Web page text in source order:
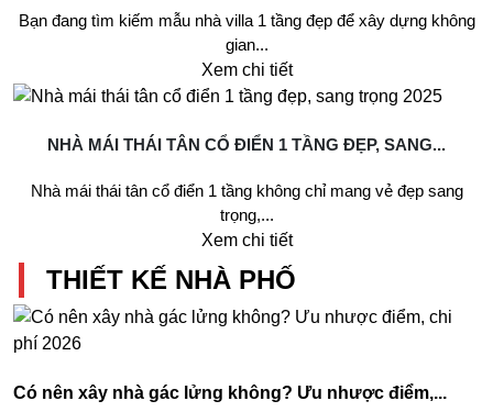
Bạn đang tìm kiếm mẫu nhà villa 1 tầng đẹp để xây dựng không
gian...
Xem chi tiết
NHÀ MÁI THÁI TÂN CỔ ĐIỂN 1 TẦNG ĐẸP, SANG...
Nhà mái thái tân cổ điển 1 tầng không chỉ mang vẻ đẹp sang
trọng,...
Xem chi tiết
THIẾT KẾ NHÀ PHỐ
Có nên xây nhà gác lửng không? Ưu nhược điểm,...